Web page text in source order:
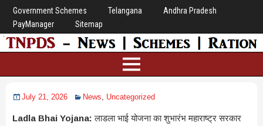
Government Schemes Telangana
Andhra Pradesh
PayManager
Sitemap
July 21, 2026 News Uncategorized
Ladla Bhai Yojana:लाडला भाई योजना का शुभारंभ महाराष्ट्र सरकार